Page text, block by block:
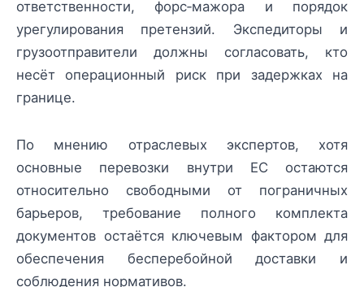
ответственности, форс‑мажора и порядок
урегулирования претензий. Экспедиторы и
грузоотправители должны согласовать, кто
несёт операционный риск при задержках на
границе.
По мнению отраслевых экспертов, хотя
основные перевозки внутри ЕС остаются
относительно свободными от пограничных
барьеров, требование полного комплекта
документов остаётся ключевым фактором для
обеспечения бесперебойной доставки и
соблюдения нормативов.